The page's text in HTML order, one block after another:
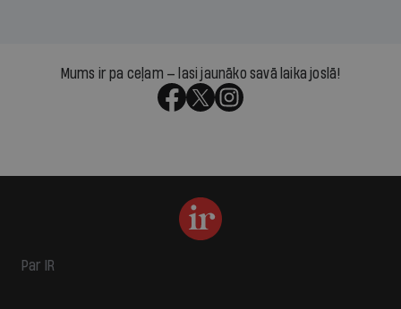
Mums ir pa ceļam — lasi jaunāko savā laika joslā!
Par IR